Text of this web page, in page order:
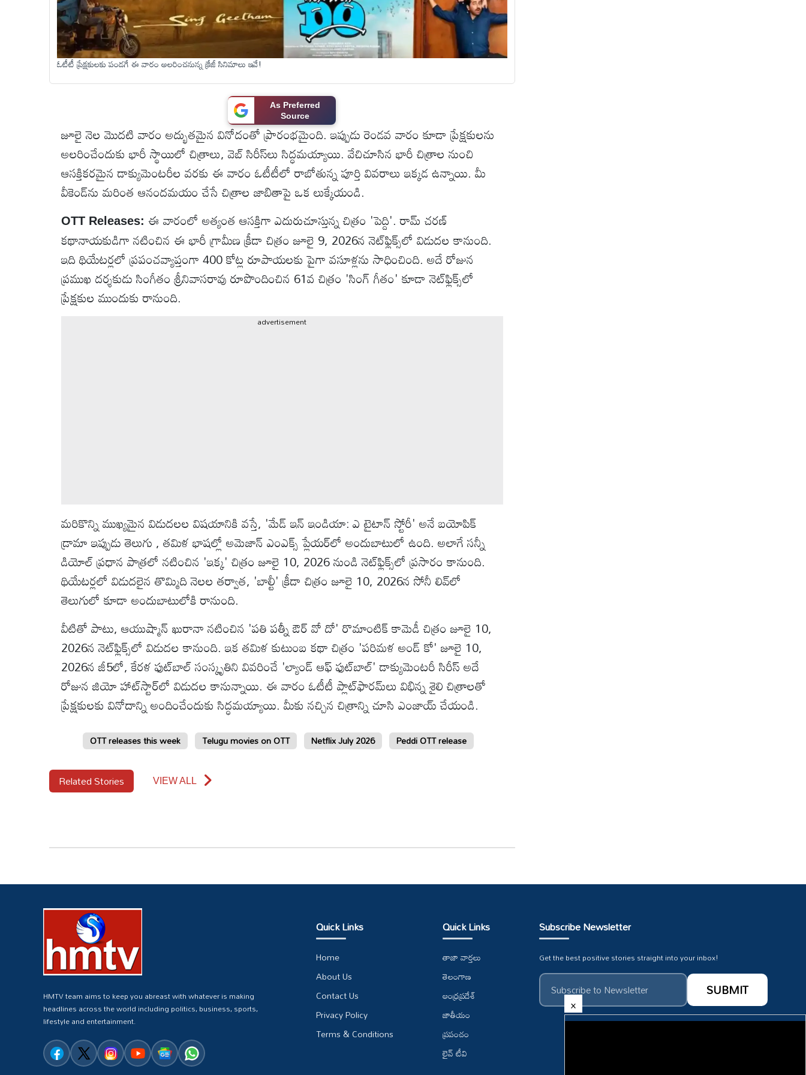
వ్యవసాయం
ఆటోమొబైల్
ఓటీటీ ప్రేక్షకులకు పండగే ఈ వారం అలరించనున్న క్రేజీ సినిమాలు ఇవే!
As Preferred
Source
జూలై నెల మొదటి వారం అద్భుతమైన వినోదంతో ప్రారంభమైంది. ఇప్పుడు రెండవ వారం కూడా ప్రేక్షకులను
అలరించేందుకు భారీ స్థాయిలో చిత్రాలు, వెబ్ సిరీస్‌లు సిద్ధమయ్యాయి. వేచిచూసిన భారీ చిత్రాల నుంచి
ఆసక్తికరమైన డాక్యుమెంటరీల వరకు ఈ వారం ఓటీటీలో రాబోతున్న పూర్తి వివరాలు ఇక్కడ ఉన్నాయి. మీ
వీకెండ్‌ను మరింత ఆనందమయం చేసే చిత్రాల జాబితాపై ఒక లుక్కేయండి.
OTT Releases: ఈ వారంలో అత్యంత ఆసక్తిగా ఎదురుచూస్తున్న చిత్రం 'పెద్ది'. రామ్ చరణ్
కథానాయకుడిగా నటించిన ఈ భారీ గ్రామీణ క్రీడా చిత్రం జూలై 9, 2026న నెట్‌ఫ్లిక్స్‌లో విడుదల కానుంది.
ఇది థియేటర్లలో ప్రపంచవ్యాప్తంగా 400 కోట్ల రూపాయలకు పైగా వసూళ్లను సాధించింది. అదే రోజున
ప్రముఖ దర్శకుడు సింగీతం శ్రీనివాసరావు రూపొందించిన 61వ చిత్రం 'సింగ్ గీతం' కూడా నెట్‌ఫ్లిక్స్‌లో
ప్రేక్షకుల ముందుకు రానుంది.
advertisement
మరికొన్ని ముఖ్యమైన విడుదలల విషయానికి వస్తే, 'మేడ్ ఇన్ ఇండియా: ఎ టైటాన్ స్టోరీ' అనే బయోపిక్
డ్రామా ఇప్పుడు తెలుగు , తమిళ భాషల్లో అమెజాన్ ఎంఎక్స్ ప్లేయర్‌లో అందుబాటులో ఉంది. అలాగే సన్నీ
డియోల్ ప్రధాన పాత్రలో నటించిన 'ఇక్క' చిత్రం జూలై 10, 2026 నుండి నెట్‌ఫ్లిక్స్‌లో ప్రసారం కానుంది.
థియేటర్లలో విడుదలైన తొమ్మిది నెలల తర్వాత, 'బాల్టీ' క్రీడా చిత్రం జూలై 10, 2026న సోనీ లివ్‌లో
తెలుగులో కూడా అందుబాటులోకి రానుంది.
వీటితో పాటు, ఆయుష్మాన్ ఖురానా నటించిన 'పతి పత్నీ ఔర్ వో దో' రొమాంటిక్ కామెడీ చిత్రం జూలై 10,
2026న నెట్‌ఫ్లిక్స్‌లో విడుదల కానుంది. ఇక తమిళ కుటుంబ కథా చిత్రం 'పరిమళ అండ్ కో' జూలై 10,
2026న జీ5లో, కేరళ ఫుట్‌బాల్ సంస్కృతిని వివరించే 'ల్యాండ్ ఆఫ్ ఫుట్‌బాల్' డాక్యుమెంటరీ సిరీస్ అదే
రోజున జియో హాట్‌స్టార్‌లో విడుదల కానున్నాయి. ఈ వారం ఓటీటీ ప్లాట్‌ఫారమ్‌లు విభిన్న శైలి చిత్రాలతో
ప్రేక్షకులకు వినోదాన్ని అందించేందుకు సిద్ధమయ్యాయి. మీకు నచ్చిన చిత్రాన్ని చూసి ఎంజాయ్ చేయండి.
OTT releases this week Telugu movies on OTT Netflix July 2026 Peddi OTT release
Related Stories VIEW ALL
HMTV team aims to keep you abreast with whatever is making
headlines across the world including politics, business, sports,
lifestyle and entertainment.
Quick Links
Home
About Us
Contact Us
Privacy Policy
Terms & Conditions
Quick Links
తాజా వార్తలు
తెలంగాణ
ఆంధ్రప్రదేశ్
జాతీయం
ప్రపంచం
లైవ్ టీవి
Subscribe Newsletter
Get the best positive stories straight into your inbox!
×